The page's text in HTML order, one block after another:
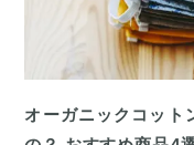
オーガニックコット